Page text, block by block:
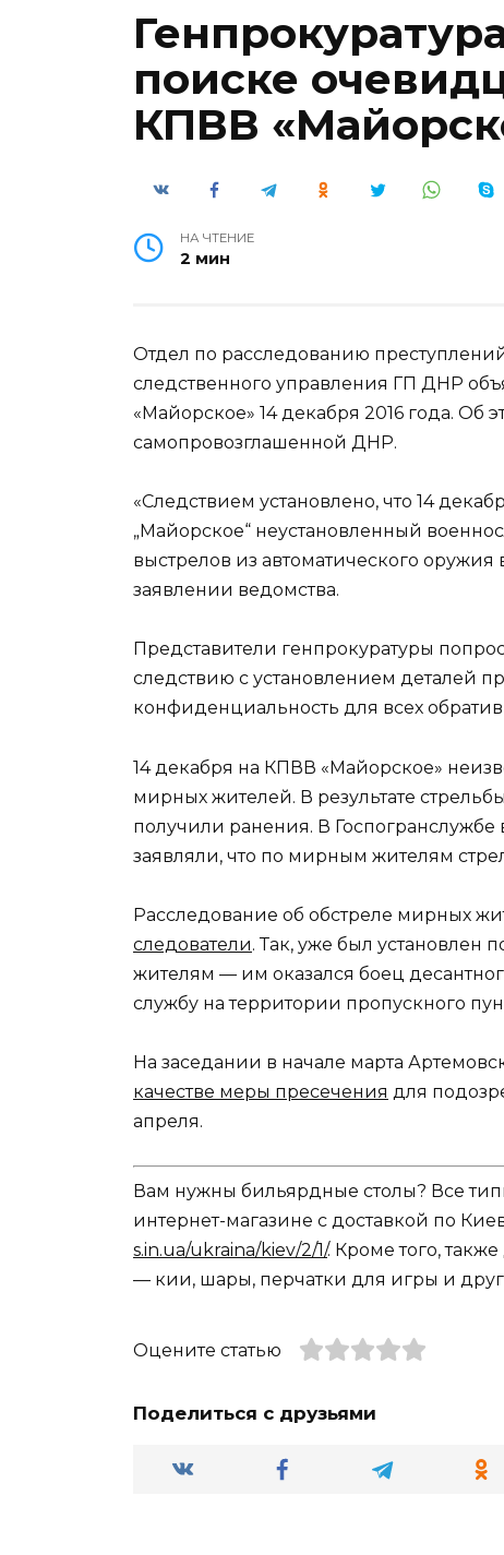
поиске
КПВВ
НА ЧТЕНИЕ
2 мин
Отдел по расследованию
следственного управления ГП ДНР
«Майорское» 14 декабря 2016 года. Об
самопровозглашенной ДНР.
«Следствием установлено, что 14
„Майорское“ неустановленный
выстрелов из автоматического
заявлении ведомства.
Представители генпрокуратуры
следствию с установлением деталей
конфиденциальность для всех
14 декабря на КПВВ «Майорское»
мирных жителей. В результате
получили ранения. В
заявляли, что по мирным жителям
Расследование об обстреле мирных
следователи. Так, уже был установлен
жителям — им оказался боец
службу на территории пропускного
На заседании в начале марта
качестве меры пресечения для
апреля.
Вам нужны бильярдные столы? Все
интернет-магазине с доставкой по
s.in.ua/ukraina/kiev/2/1/. Кроме того,
— кии, шары, перчатки для игры и
Оцените статью
Поделиться с друзьями